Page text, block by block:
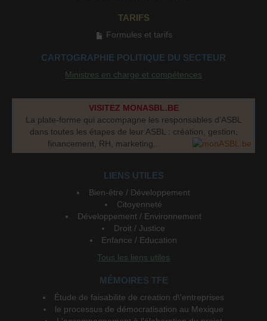
TARIFS
Formules et tarifs
CARTOGRAPHIE POLITIQUE DU SECTEUR
Ministres en charge et compétences
VISITEZ MONASBL.BE
La plate-forme qui accompagne les responsables d’ASBL
dans toutes les étapes de leur ASBL : création, gestion,
financement, RH, marketing...
LIENS UTILES
Bien-être / Développement
Citoyenneté
Développement / Environnement
Droit / Justice
Enfance / Education
Tous les liens utiles
MÉMOIRES TFE
Étude de faisabilite de creation d\'entreprises
le processus de démocratisation au Mexique